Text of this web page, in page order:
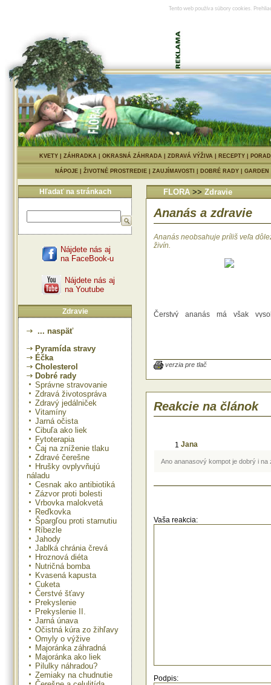
Tento web používa súbory cookies.
KVETY| ZÁHRADKA| OKRASNÁ ZÁHRADA| ZDRAVÁ VÝŽIVA| RECEPTY|
NÁPOJE ŽIVOTNÉ PROSTREDIE ZAUJÍMAVOSTI DOBRÉ RADY
Hľadať na stránkach
Nájdete nás aj
na FaceBook-u
Nájdete nás aj
na Youtube
Zdravie
... naspäť
Pyramída stravy
Éčka
Cholesterol
Dobré rady
Správne stravovanie
Zdravá životospráva
Zdravý jedálniček
Vitamíny
Jarná očista
Cibuľa ako liek
Fytoterapia
Čaj na zníženie tlaku
Zdravé čerešne
Hrušky ovplyvňujú
náladu
Cesnak ako antibiotiká
Zázvor proti bolesti
Vrbovka malokvetá
Reďkovka
Špargľou proti starnutiu
Ríbezle
Jahody
Jablká chránia črevá
Hroznová diéta
Nutričná bomba
Kvasená kapusta
Cuketa
Čerstvé šťavy
Prekyslenie
Prekyslenie II.
Jarná únava
Očistná kúra zo žihľavy
Omyly o výžive
Majoránka záhradná
Majoránka ako liek
Pilulky náhradou?
Zemiaky na chudnutie
FLORA >> Zdravie
Ananás a zdravie
Ananás neobsahuje príliš veľa
živín.
Čerstvý ananás má však
proti trombóze a infekciám
zníži obsah vitamínu C ale zničí sa
verzia pre tlač
Reakcie na článok
1 Jana
Ano ananasový kompot je dobrý i na
Vaša reakcia:
Podpis: